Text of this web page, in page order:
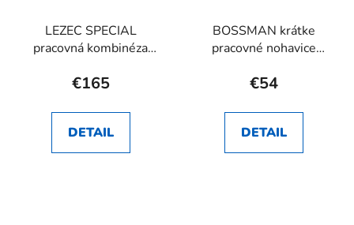
LEZEC SPECIAL
pracovná kombinéza
€165
DETAIL
BOSSMAN krátke
pracovné nohavice
€54
DETAIL